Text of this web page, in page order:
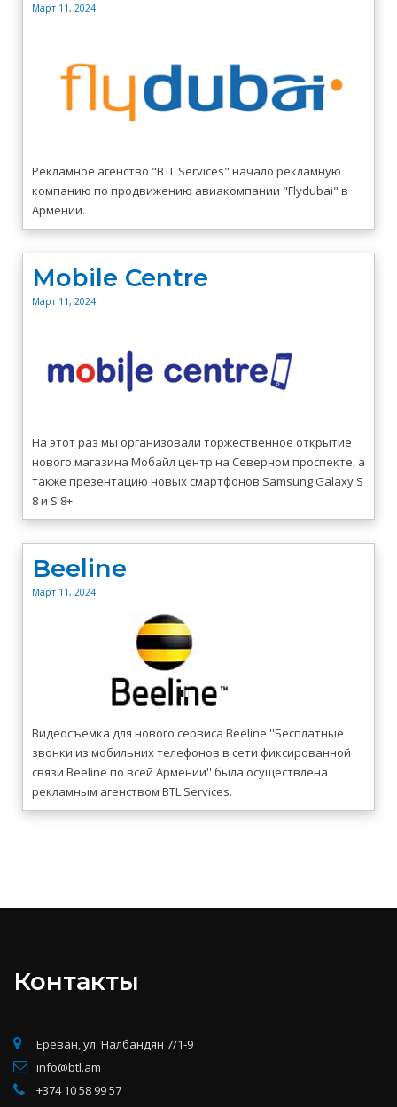
Март 11, 2024
Рекламное агенство "BTL Services" начало рекламную
компанию по продвижению авиакомпании "Flydubai" в
Армении.
Mobile Centre
Март 11, 2024
На этот раз мы организовали торжественное открытие
нового магазина Мобайл центр на Северном проспекте, а
также презентацию новых смартфонов Samsung Galaxy S
8 и S 8+.
Beeline
Март 11, 2024
Видеосъемка для нового сервиса Beeline ''Бесплатные
звонки из мобильних телефонов в сети фиксированной
связи Beeline по всей Армении'' была осуществлена
рекламным агенством BTL Services.
Контакты
Ереван, ул. Налбандян 7/1-9
info@btl.am
+374 10 58 99 57